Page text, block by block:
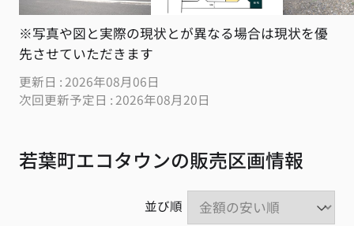
※写真や図と実際の現状とが異なる場合は現状を優
先させていただきます
更新日 : 2026年08月06日
次回更新予定日 : 2026年08月20日
若葉町エコタウンの販売区画情報
並び順